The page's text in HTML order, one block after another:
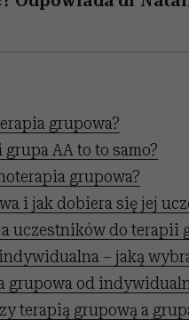
grupowa?
AA to to samo?
grupowa?
i jak dobiera się jej
uczestników do terapii
– jaką
grupowa od
terapią grupową a